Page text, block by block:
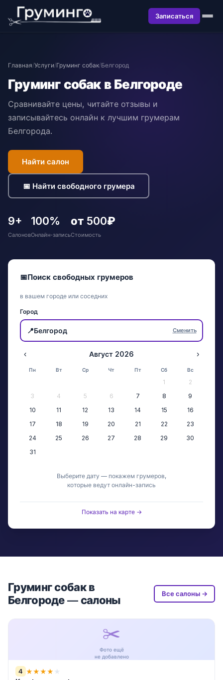
Записаться
Главная/Услуги/Груминг собак/Белгород
Груминг собак в Белгороде
Сравнивайте цены, читайте отзывы и
записывайтесь онлайн к лучшим грумерам
Белгорода.
Найти салон
📅 Найти свободного грумера
9+
Салонов
100%
Онлайн-запись
от 500₽
Стоимость
📅Поиск свободных грумеров
в вашем городе или соседних
Город
📍Белгород Сменить
‹ Август 2026 ›
Пн Вт Ср Чт Пт Сб Вс
1
2
3
4 5 6 7 8
9
10
11 12 13 14 15
16
17
18 19 20 21 22
23
24
25 26 27 28 29
30
31
Выберите дату — покажем грумеров,
которые ведут онлайн-запись
Показать на карте →
Груминг собак в
Белгороде — салоны
Все салоны →
✂️
Фото ещё
не добавлено
4 ★★★★ ★